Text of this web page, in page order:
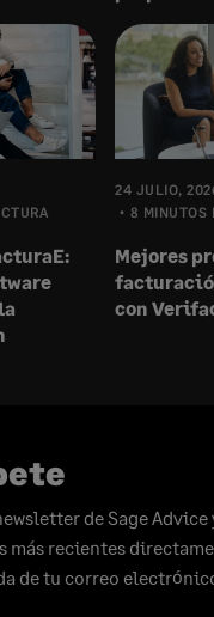
24 JULIO,
8 MINUTOS
Mejores
con
de Sage
más recientes
de tu correo